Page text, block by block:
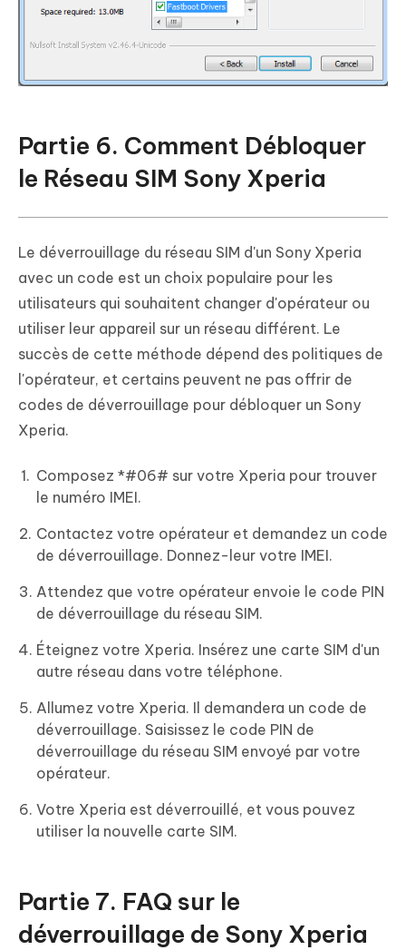
Partie 6. Comment Débloquer
le Réseau SIM Sony Xperia
Le déverrouillage du réseau SIM d'un Sony Xperia
avec un code est un choix populaire pour les
utilisateurs qui souhaitent changer d'opérateur ou
utiliser leur appareil sur un réseau différent. Le
succès de cette méthode dépend des politiques de
l'opérateur, et certains peuvent ne pas offrir de
codes de déverrouillage pour débloquer un Sony
Xperia.
Composez *#06# sur votre Xperia pour trouver
le numéro IMEI.
Contactez votre opérateur et demandez un code
de déverrouillage. Donnez-leur votre IMEI.
Attendez que votre opérateur envoie le code PIN
de déverrouillage du réseau SIM.
Éteignez votre Xperia. Insérez une carte SIM d'un
autre réseau dans votre téléphone.
Allumez votre Xperia. Il demandera un code de
déverrouillage. Saisissez le code PIN de
déverrouillage du réseau SIM envoyé par votre
opérateur.
Votre Xperia est déverrouillé, et vous pouvez
utiliser la nouvelle carte SIM.
Partie 7. FAQ sur le
déverrouillage de Sony Xperia